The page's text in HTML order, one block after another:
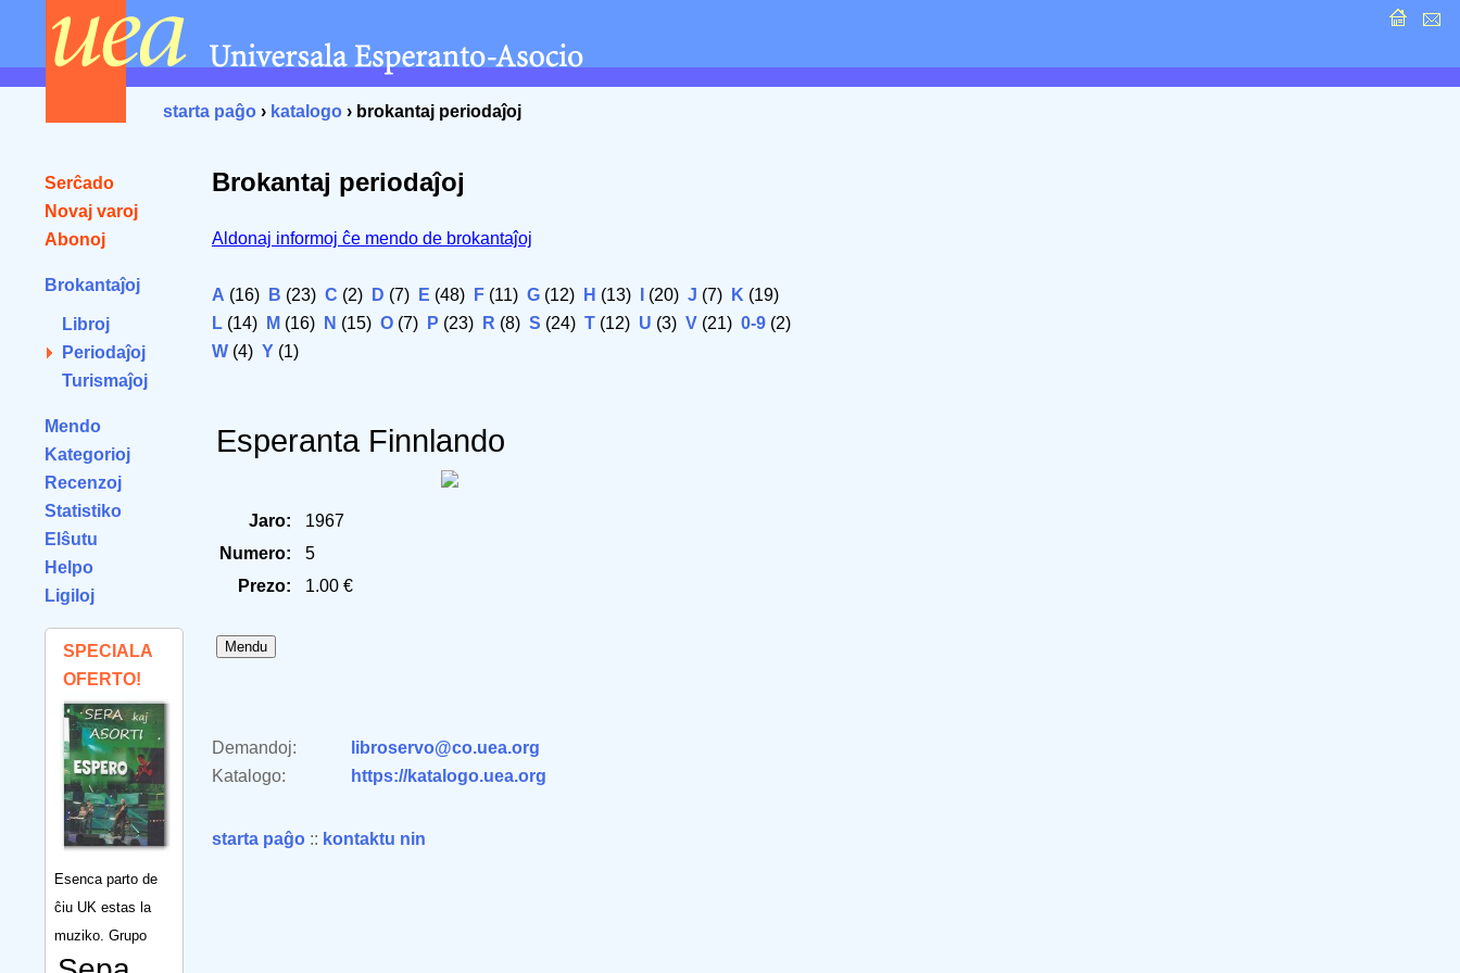
starta paĝo › katalogo › brokantaj periodaĵoj
Serĉado
Novaj varoj
Abonoj
Brokantaĵoj
Libroj
Periodaĵoj
Turismaĵoj
Mendo
Kategorioj
Recenzoj
Statistiko
Elŝutu
Helpo
Ligiloj
SPECIALA
OFERTO!
Esenca parto de
ĉiu UK estas la
muziko. Grupo
Brokantaj periodaĵoj
Aldonaj informoj ĉe mendo de brokantaĵoj
A (16) B (23) C (2) D (7) E (48) F (11) G (12) H (13) (20) J (7) K (19)
L (14) M (16) N (15) O (7) P (23) R (8) S (24) T (12) U (3) V (21) 0-9 (2)
W (4) Y (1)
Esperanta Finnlando
Jaro:
1967
Numero:
5
Prezo:
1.00 €
Demandoj:
libroservo@co.uea.org
Katalogo:
https://katalogo.uea.org
starta paĝo :: kontaktu nin